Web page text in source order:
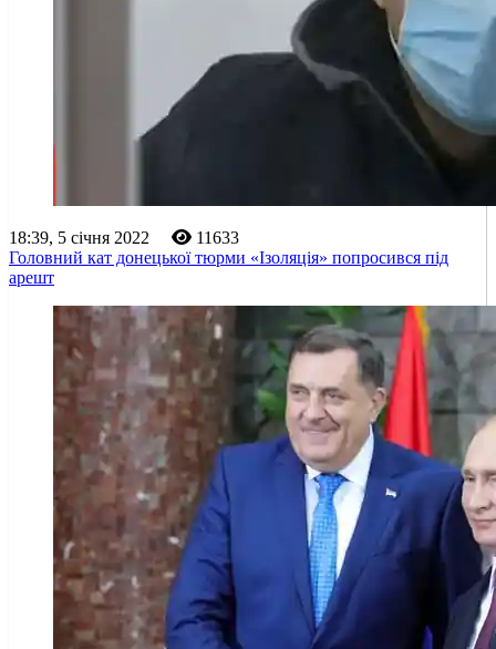
18:39, 5 січня 2022
11633
Головний кат донецької тюрми «Ізоляція» попросився під
арешт